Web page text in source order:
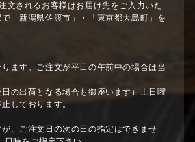
文されるお客様はお届け先をご入力いた
「新潟県佐渡市」・「東京都大島町」を
ます。ご注文が平日の午前中の場合は当
日の出荷となる場合も御座います）土日曜
しております。
、ご注文日の次の日の指定はできませ